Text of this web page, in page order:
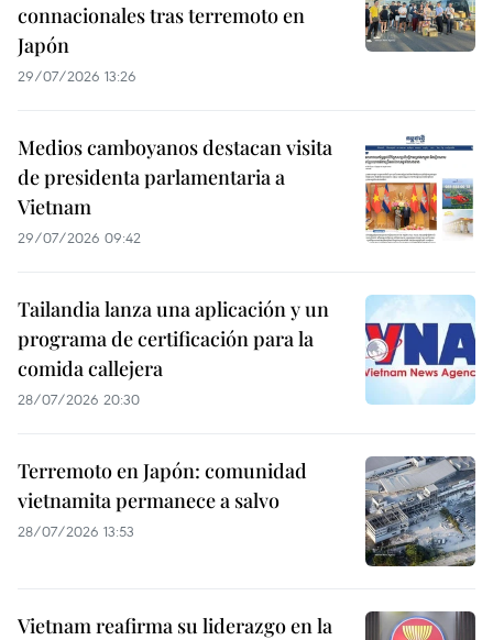
connacionales tras terremoto en
Japón
29/07/2026 13:26
Medios camboyanos destacan visita
de presidenta parlamentaria a
Vietnam
29/07/2026 09:42
Tailandia lanza una aplicación y un
programa de certificación para la
comida callejera
28/07/2026 20:30
Terremoto en Japón: comunidad
vietnamita permanece a salvo
28/07/2026 13:53
Vietnam reafirma su liderazgo en la